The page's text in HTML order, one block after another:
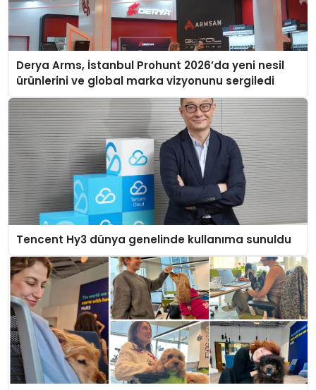
Derya Arms, İstanbul Prohunt 2026’da yeni nesil
ürünlerini ve global marka vizyonunu sergiledi
Tencent Hy3 dünya genelinde kullanıma sunuldu